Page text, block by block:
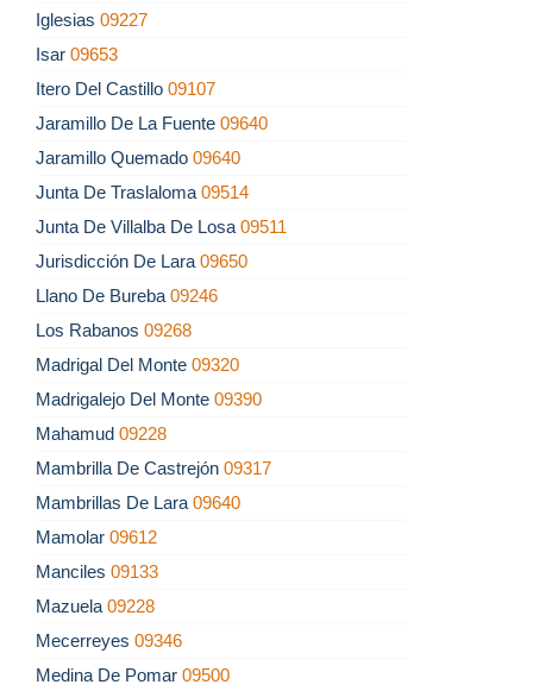
Iglesias 09227
Isar 09653
Itero Del Castillo 09107
Jaramillo De La Fuente 09640
Jaramillo Quemado 09640
Junta De Traslaloma 09514
Junta De Villalba De Losa 09511
Jurisdicción De Lara 09650
Llano De Bureba 09246
Los Rabanos 09268
Madrigal Del Monte 09320
Madrigalejo Del Monte 09390
Mahamud 09228
Mambrilla De Castrejón 09317
Mambrillas De Lara 09640
Mamolar 09612
Manciles 09133
Mazuela 09228
Mecerreyes 09346
Medina De Pomar 09500